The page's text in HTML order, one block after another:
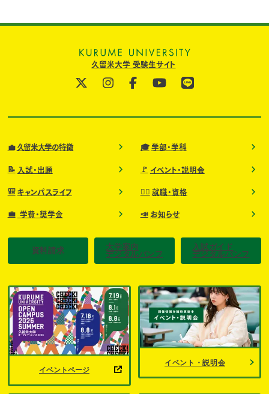
久留米大学 受験生サイト
💼 久留米大学の特徴 🎓 学部・学科
📝 入試・出願 🚩 イベント・説明会
🎒 キャンパスライフ 🧑‍⚕️ 就職・資格
💼 学費・奨学金 📣 お知らせ
資料請求
大学案内
デジタルパンフ
入試ガイド
デジタルパンフ
イベントページ
イベント・説明会